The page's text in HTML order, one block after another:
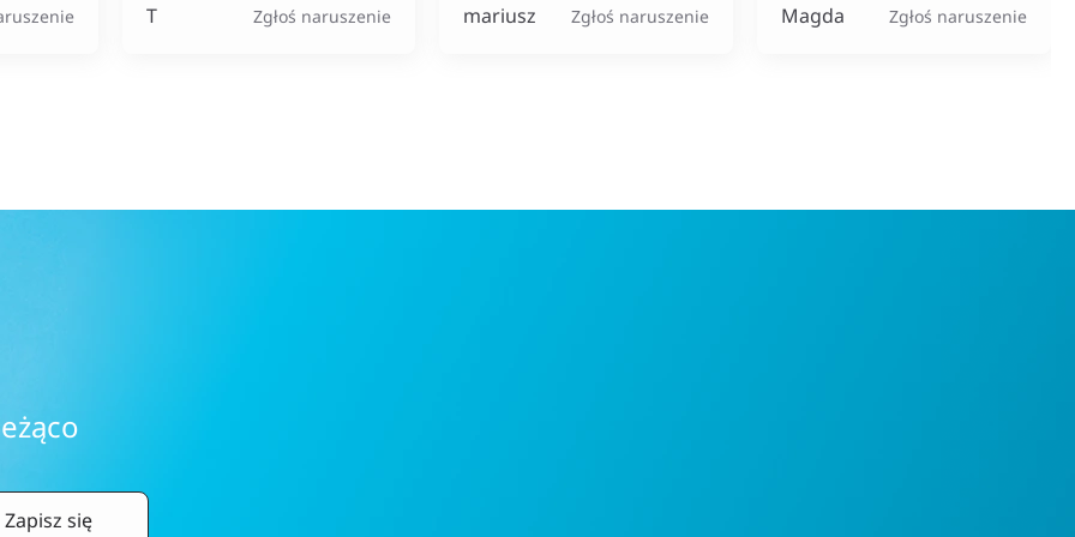
doceniam.
T Zgłoś naruszenie mariusz Zgłoś naruszenie
Magda
Zgłoś naruszenie